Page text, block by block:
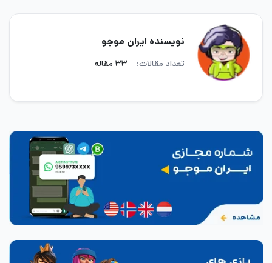
نویسنده ایران موجو
تعداد مقالات: ۳۳ مقاله